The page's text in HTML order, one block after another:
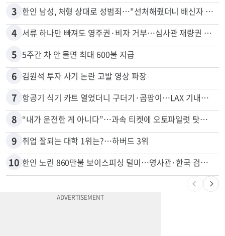
2 비영리 CEO, 노숙자 팔아 2년간 165만불
3 한인 남성, 처형 상대로 성범죄…"선처해줬더니 배신자 취급"
4
5 5주간 차 안 몰면 최대 600불 지급
6 김원석 투자 사기 논란 고발 영상 파장
7 항공기 식기 카트 열었더니 구더기·곰팡이…LAX 기내식 업체 논란
8
9 취업 잘되는 대학 1위는?…하버드 3위
한인 노린 860만불 보이스피싱 덜미…영사관·한국 검찰 사칭